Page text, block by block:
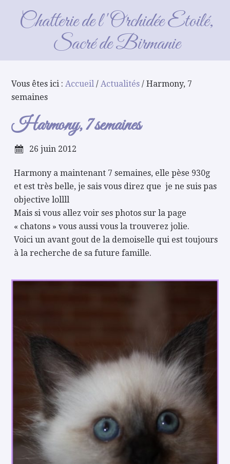
Chatterie de l'Orchidée Etoilé,
Sacré de Birmanie
Harmony, 7 semaines
Vous êtes ici :Accueil /Actualités / Harmony, 7
semaines
Harmony, 7 semaines
26 juin 2012
Harmony a maintenant 7 semaines, elle pèse 930g
et est très belle, je sais vous direz que je ne suis pas
objective lollll
Mais si vous allez voir ses photos sur la page
« chatons » vous aussi vous la trouverez jolie.
Voici un avant gout de la demoiselle qui est toujours
à la recherche de sa future famille.